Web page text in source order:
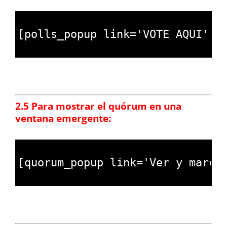
[ polls_popup link= 'VOTE AQUI'
2.5 Para mostrar el quórum en una
ventana emergente:
[quorum_popup link= 'Ver y